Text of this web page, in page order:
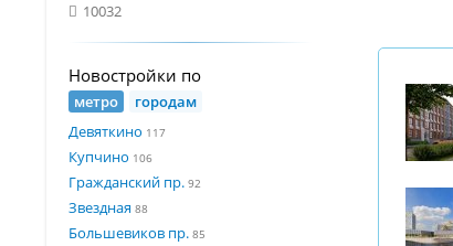
10032
Новостройки по
метро
городам
Девяткино 117
Купчино 106
Гражданский пр. 92
Звездная 88
Большевиков пр. 85